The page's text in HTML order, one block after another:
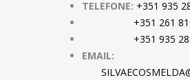
TELEFONE: +351 935
+351 261
+351 935
EMAIL: